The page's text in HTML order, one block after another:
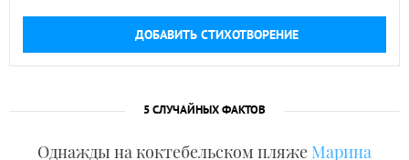
ДОБАВИТЬ СТИХОТВОРЕНИЕ
5 СЛУЧАЙНЫХ ФАКТОВ
Однажды на коктебельском пляже Марина